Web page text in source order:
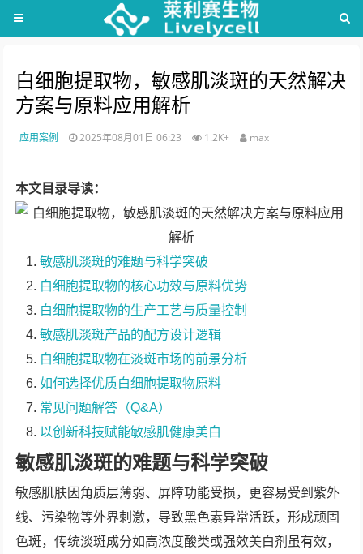
白细胞提取物，敏感肌淡斑的天然解决
方案与原料应用解析
应用案例 2025年08月01日 06:23 1.2K+ max
本文目录导读：
敏感肌淡斑的难题与科学突破
白细胞提取物的核心功效与原料优势
白细胞提取物的生产工艺与质量控制
敏感肌淡斑产品的配方设计逻辑
白细胞提取物在淡斑市场的前景分析
如何选择优质白细胞提取物原料
常见问题解答（Q&A）
以创新科技赋能敏感肌健康美白
敏感肌淡斑的难题与科学突破
敏感肌肤因角质层薄弱、屏障功能受损，更容易受到紫外
线、污染物等外界刺激，导致黑色素异常活跃，形成顽固
色斑，传统淡斑成分如高浓度酸类或强效美白剂虽有效，